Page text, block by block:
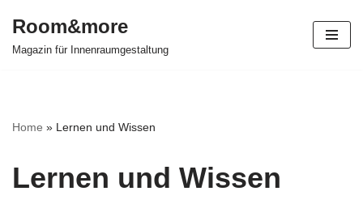
Zum
Room&more
Magazin für Innenraumgestaltung
Home » Lernen und Wissen
Lernen und Wissen